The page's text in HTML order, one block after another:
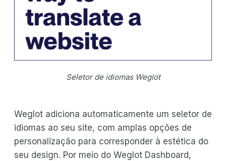
Seletor de idiomas Weglot
Weglot adiciona automaticamente um seletor de
idiomas ao seu site, com amplas opções de
personalização para corresponder à estética do
seu design. Por meio do Weglot Dashboard,